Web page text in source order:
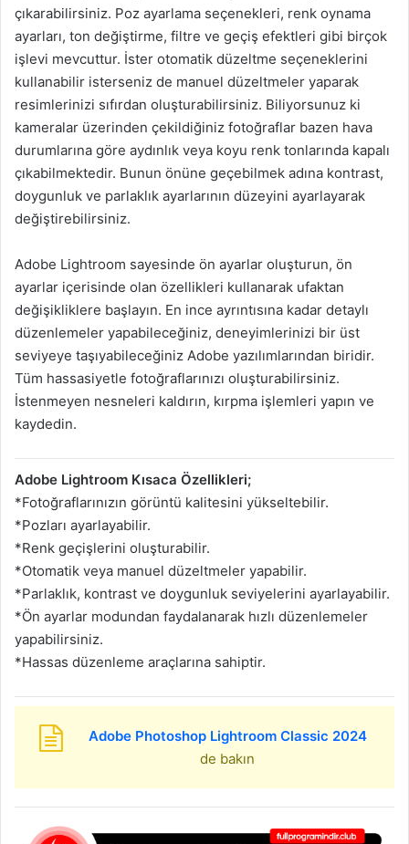
çıkarabilirsiniz. Poz ayarlama seçenekleri, renk oynama
ayarları, ton değiştirme, filtre ve geçiş efektleri gibi birçok
işlevi mevcuttur. İster otomatik düzeltme seçeneklerini
kullanabilir isterseniz de manuel düzeltmeler yaparak
resimlerinizi sıfırdan oluşturabilirsiniz. Biliyorsunuz ki
kameralar üzerinden çekildiğiniz fotoğraflar bazen hava
durumlarına göre aydınlık veya koyu renk tonlarında kapalı
çıkabilmektedir. Bunun önüne geçebilmek adına kontrast,
doygunluk ve parlaklık ayarlarının düzeyini ayarlayarak
değiştirebilirsiniz.
Adobe Lightroom sayesinde ön ayarlar oluşturun, ön
ayarlar içerisinde olan özellikleri kullanarak ufaktan
değişikliklere başlayın. En ince ayrıntısına kadar detaylı
düzenlemeler yapabileceğiniz, deneyimlerinizi bir üst
seviyeye taşıyabileceğiniz Adobe yazılımlarından biridir.
Tüm hassasiyetle fotoğraflarınızı oluşturabilirsiniz.
İstenmeyen nesneleri kaldırın, kırpma işlemleri yapın ve
kaydedin.
Adobe Lightroom Kısaca Özellikleri;
*Fotoğraflarınızın görüntü kalitesini yükseltebilir.
*Pozları ayarlayabilir.
*Renk geçişlerini oluşturabilir.
*Otomatik veya manuel düzeltmeler yapabilir.
*Parlaklık, kontrast ve doygunluk seviyelerini ayarlayabilir.
*Ön ayarlar modundan faydalanarak hızlı düzenlemeler
yapabilirsiniz.
*Hassas düzenleme araçlarına sahiptir.
Adobe Photoshop Lightroom Classic 2024
de bakın